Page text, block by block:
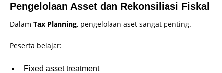
Pengelolaan Asset dan Rekonsiliasi Fiskal
Dalam Tax Planning, pengelolaan aset sangat penting.
Peserta belajar:
Fixed asset treatment